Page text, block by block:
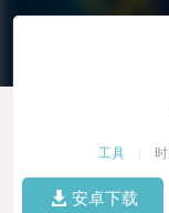
工具
安卓下载